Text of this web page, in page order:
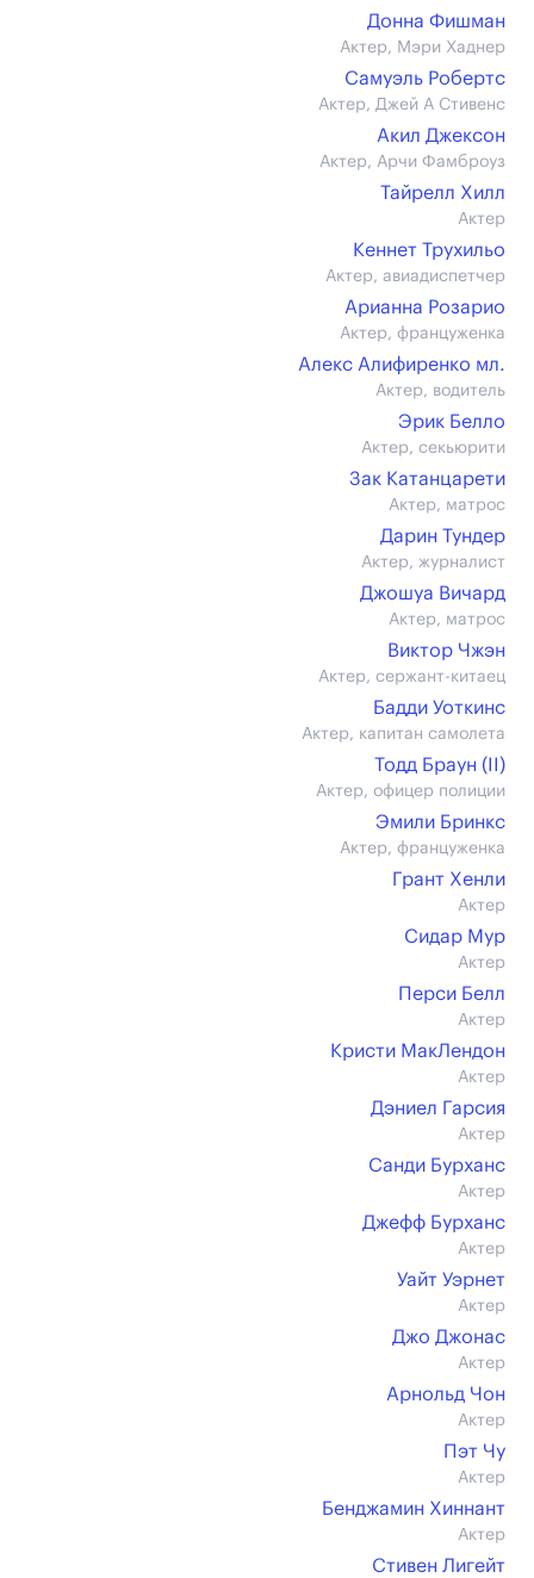
Донна Фишман
Актер, Мэри Хаднер
Самуэль Робертс
Актер, Джей А Стивенс
Акил Джексон
Актер, Арчи Фамброуз
Тайрелл Хилл
Актер
Кеннет Трухильо
Актер, авиадиспетчер
Арианна Розарио
Актер, француженка
Алекс Алифиренко мл.
Актер, водитель
Эрик Белло
Актер, секьюрити
Зак Катанцарети
Актер, матрос
Дарин Тундер
Актер, журналист
Джошуа Вичард
Актер, матрос
Виктор Чжэн
Актер, сержант-китаец
Бадди Уоткинс
Актер, капитан самолета
Тодд Браун (II)
Актер, офицер полиции
Эмили Бринкс
Актер, француженка
Грант Хенли
Актер
Сидар Мур
Актер
Перси Белл
Актер
Кристи МакЛендон
Актер
Дэниел Гарсия
Актер
Санди Бурханс
Актер
Джефф Бурханс
Актер
Уайт Уэрнет
Актер
Джо Джонас
Актер
Арнольд Чон
Актер
Пэт Чу
Актер
Бенджамин Хиннант
Актер
Стивен Лигейт